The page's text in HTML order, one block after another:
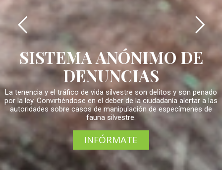
SISTEMA ANÓNIMO DE
DENUNCIAS
La tenencia y el tráfico de vida silvestre son delitos y son penado
por la ley. Convirtiéndose en el deber de la ciudadanía alertar a las
autoridades sobre casos de manipulación de especímenes de
fauna silvestre.
INFÓRMATE